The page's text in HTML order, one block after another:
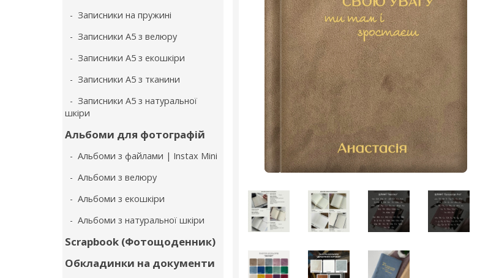
- Записники на пружині
- Записники А5 з велюру
- Записники А5 з екошкіри
- Записники А5 з тканини
- Записники А5 з натуральної
шкіри
Альбоми для фотографій
- Альбоми з файлами | Instax Mini
- Альбоми з велюру
- Альбоми з екошкіри
- Альбоми з натуральної шкіри
Scrapbook (Фотощоденник)
Обкладинки на документи